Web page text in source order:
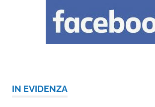
IN EVIDENZA